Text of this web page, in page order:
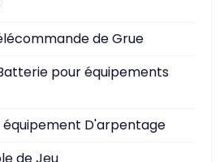
de Grue
pour équipements
D'arpentage
de Jeu